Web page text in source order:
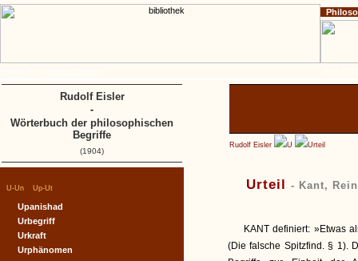
Rudolf Eisler U Urteil
Urteil - Kant,
KANT definiert: »Etwas
(Die falsche Spitzfind. § 1).
U-Un Up-Ut
Upanishad
Urbegriff
Urkraft
Urphänomen
Rudolf Eisler
-
Wörterbuch der philosophischen
Begriffe
(1904)